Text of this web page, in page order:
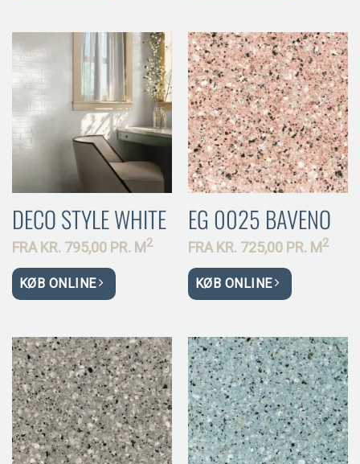
DECO STYLE WHITE
FRA KR. 795,00 PR. M 2
KØB ONLINE
EG 0025 BAVENO
FRA KR. 725,00 PR. M 2
KØB ONLINE